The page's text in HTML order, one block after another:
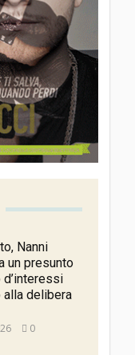
Nanni
un presunto
alla delibera
0